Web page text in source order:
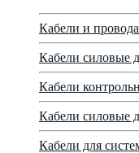
Кабели и
Кабели силовые
Кабели
Кабели силовые
Кабели для